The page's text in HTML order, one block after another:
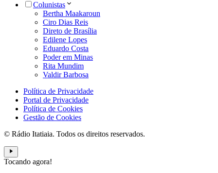
Colunistas
Bertha Maakaroun
Ciro Dias Reis
Direto de Brasília
Edilene Lopes
Eduardo Costa
Poder em Minas
Rita Mundim
Valdir Barbosa
Política de Privacidade
Portal de Privacidade
Política de Cookies
Gestão de Cookies
© Rádio Itatiaia. Todos os direitos reservados.
Tocando agora!